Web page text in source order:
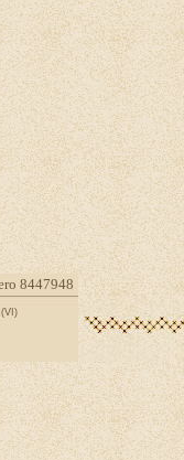
8447948